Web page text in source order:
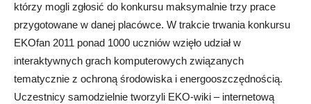
którzy mogli zgłosić do konkursu maksymalnie trzy prace
przygotowane w danej placówce. W trakcie trwania konkursu
EKOfan 2011 ponad 1000 uczniów wzięło udział w
interaktywnych grach komputerowych związanych
tematycznie z ochroną środowiska i energooszczędnością.
Uczestnicy samodzielnie tworzyli EKO-wiki – internetową